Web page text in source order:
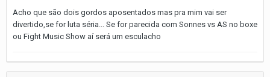
Acho que são dois gordos aposentados mas pra mim vai ser
divertido,se for luta séria... Se for parecida com Sonnes vs AS no boxe
ou Fight Music Show aí será um esculacho